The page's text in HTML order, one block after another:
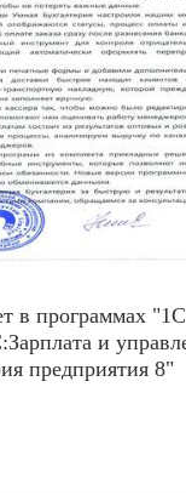
в программах
и
предприятия 8"